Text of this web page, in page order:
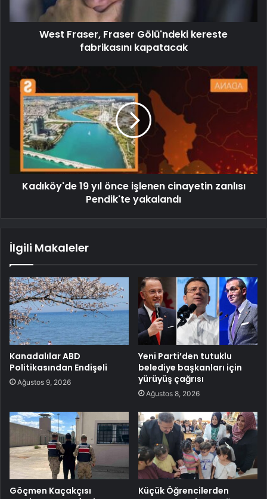
West Fraser, Fraser Gölü'ndeki kereste
fabrikasını kapatacak
Kadıköy'de 19 yıl önce işlenen cinayetin zanlısı
Pendik'te yakalandı
İlgili Makaleler
Kanadalılar ABD
Politikasından Endişeli
Ağustos 9, 2026
Yeni Parti’den tutuklu
belediye başkanları için
yürüyüş çağrısı
Ağustos 8, 2026
Göçmen Kaçakçısı
Küçük Öğrencilerden